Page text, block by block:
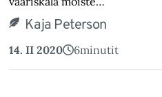
Kaja Peterson
14. II 2020 6minutit